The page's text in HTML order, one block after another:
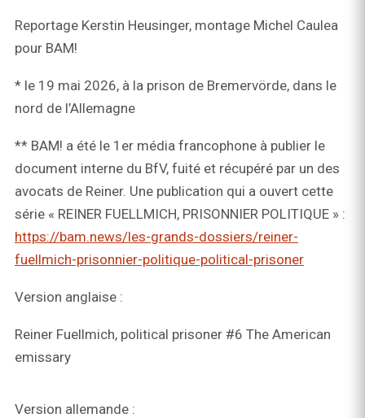
Reportage Kerstin Heusinger, montage Michel Caulea
pour BAM!
* le 19 mai 2026, à la prison de Bremervörde, dans le
nord de l’Allemagne
** BAM! a été le 1er média francophone à publier le
document interne du BfV, fuité et récupéré par un des
avocats de Reiner. Une publication qui a ouvert cette
série « REINER FUELLMICH, PRISONNIER POLITIQUE » :
https://bam.news/les-grands-dossiers/reiner-
fuellmich-prisonnier-politique-political-prisoner
Version anglaise :
Reiner Fuellmich, political prisoner #6 The American
emissary
Version allemande :